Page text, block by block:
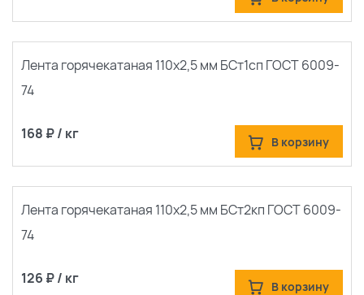
Лента горячекатаная 110х2,5 мм БСт1сп ГОСТ 6009-
74
168 ₽ / кг В корзину
Лента горячекатаная 110х2,5 мм БСт2кп ГОСТ 6009-
74
126 ₽ / кг В корзину